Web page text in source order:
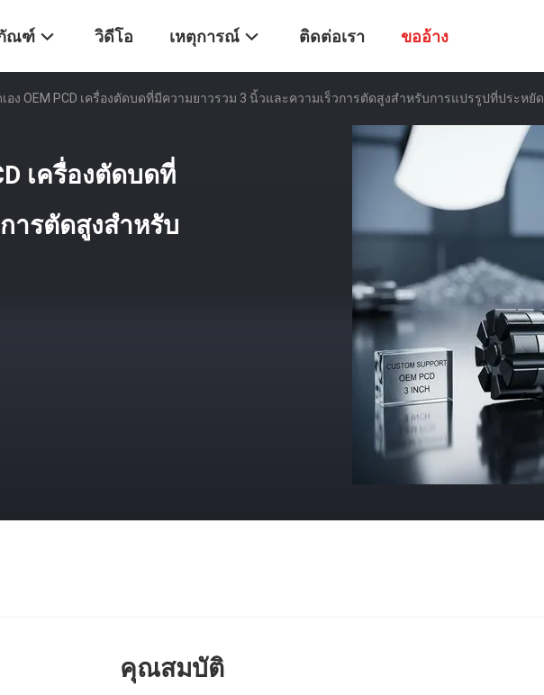
ณฑ์ วิดีโอ เหตุการณ์ ติดต่อเรา ขออ้าง
ง OEM PCD เครื่องตัดบดที่มีความยาวรวม 3 นิ้วและความเร็วการตัดสูงสําหรับการแปรรูปที่ประหยัด
เครื่องตัดบดที่
ารตัดสูงสําหรับ
คุณสมบัติ